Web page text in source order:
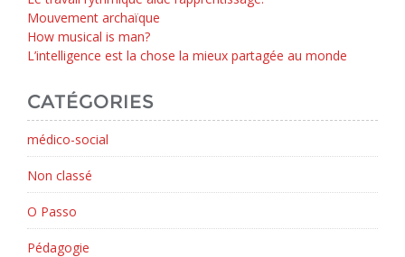
Mouvement archaïque
How musical is man?
L’intelligence est la chose la mieux partagée au monde
CATÉGORIES
médico-social
Non classé
O Passo
Pédagogie